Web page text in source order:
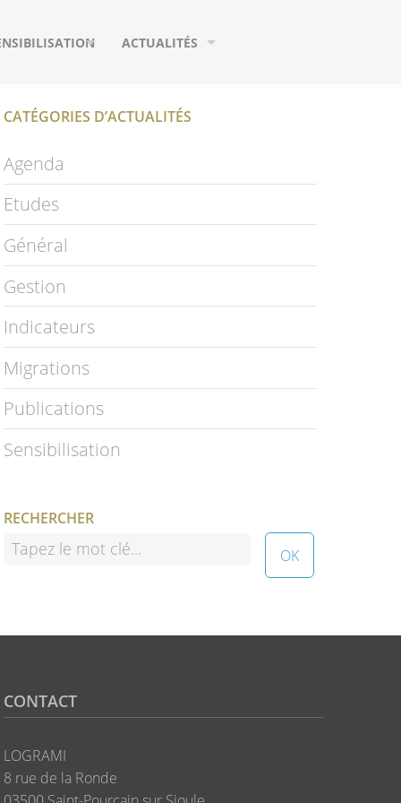
ACTUALITÉS
MIGRATIONS
CATÉGORIES D’ACTUALITÉS
Agenda
Etudes
Général
Gestion
Indicateurs
Migrations
Publications
Sensibilisation
RECHERCHER
CONTACT
LOGRAMI
8 rue de la Ronde